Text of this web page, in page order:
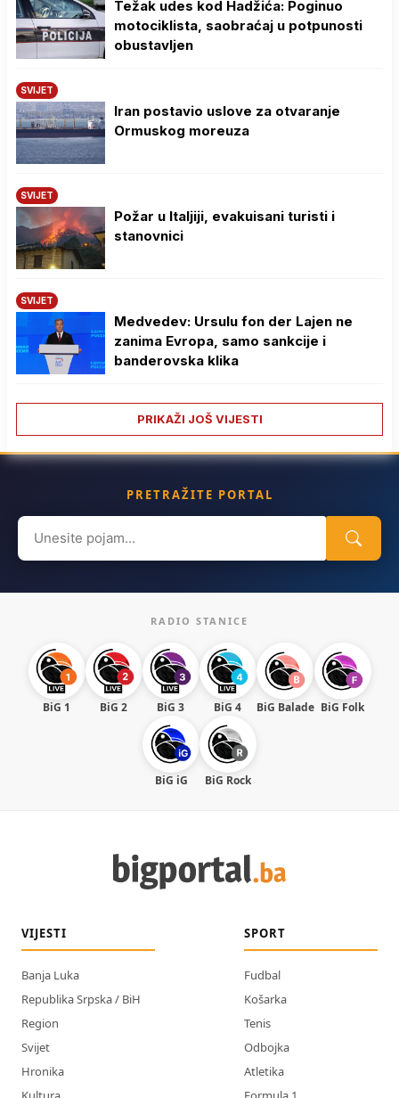
Težak udes kod Hadžića: Poginuo
motociklista, saobraćaj u potpunosti
obustavljen
SVIJET
Iran postavio uslove za otvaranje
Ormuskog moreuza
SVIJET
Požar u Italjiji, evakuisani turisti i
stanovnici
SVIJET
Medvedev: Ursulu fon der Lajen ne
zanima Evropa, samo sankcije i
banderovska klika
PRIKAŽI JOŠ VIJESTI
PRETRAŽITE PORTAL
Search
for:
RADIO STANICE
BiG 1 BiG 2 BiG 3 BiG 4 BiG Balade BiG Folk
BiG iG BiG Rock
VIJESTI
Banja Luka
Republika Srpska / BiH
Region
Svijet
Hronika
SPORT
Fudbal
Košarka
Tenis
Odbojka
Atletika